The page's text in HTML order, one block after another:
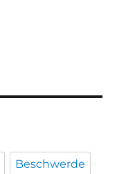
Beschwerde